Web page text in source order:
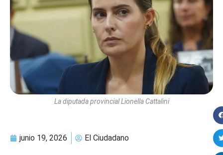
La diputada provincial Lionella Cattalini
junio 19, 2026 El Ciudadano